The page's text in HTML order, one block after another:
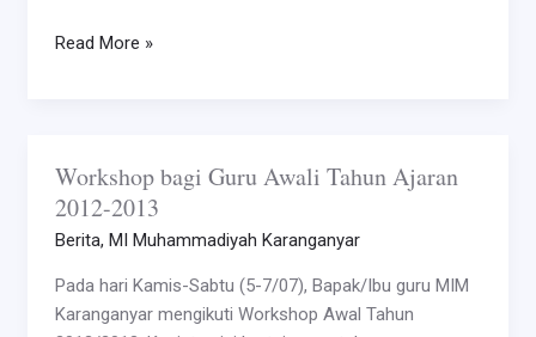
Read More »
Workshop bagi Guru Awali Tahun Ajaran
2012-2013
Berita, MI Muhammadiyah Karanganyar
Pada hari Kamis-Sabtu (5-7/07), Bapak/Ibu guru MIM
Karanganyar mengikuti Workshop Awal Tahun
Workshop
bagi
Guru
Tahun
Ajaran